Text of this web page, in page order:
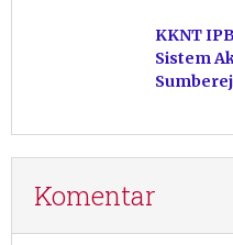
KKNT
Sistem
Komentar